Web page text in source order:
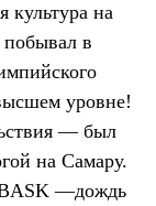
культура на
в
уровне!
— был
на Самару.
BASK —дождь